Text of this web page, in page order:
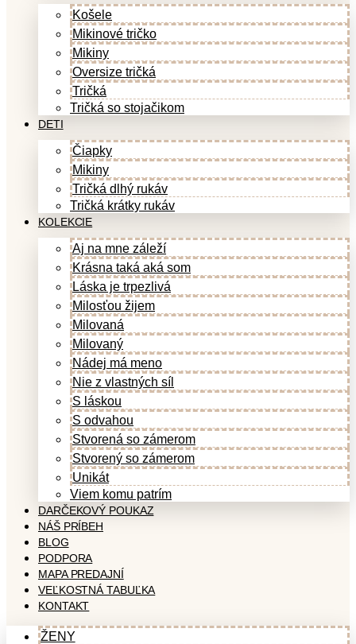
Košele
Mikinové tričko
Mikiny
Oversize tričká
Tričká
Tričká so stojačikom
DETI
Čiapky
Mikiny
Tričká dlhý rukáv
Tričká krátky rukáv
KOLEKCIE
Aj na mne záleží
Krásna taká aká som
Láska je trpezlivá
Milosťou žijem
Milovaná
Milovaný
Nádej má meno
Nie z vlastných síl
S láskou
S odvahou
Stvorená so zámerom
Stvorený so zámerom
Unikát
Viem komu patrím
DARČEKOVÝ POUKAZ
NÁŠ PRÍBEH
BLOG
PODPORA
MAPA PREDAJNÍ
VEĽKOSTNÁ TABUĽKA
KONTAKT
ŽENY